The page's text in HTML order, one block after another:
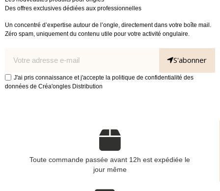
Des offres exclusives dédiées aux professionnelles
Un concentré d’expertise autour de l’ongle, directement dans votre boîte mail.
Zéro spam, uniquement du contenu utile pour votre activité ongulaire.
S'abonner
J'ai pris connaissance et j'accepte la politique de confidentialité des
données de Créa'ongles Distribution
Toute commande passée avant 12h est expédiée le
jour même